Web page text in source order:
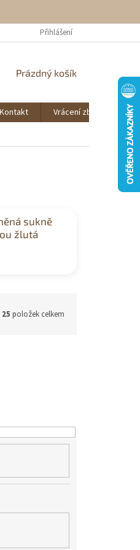
Přihlášení
NÁKUPNÍ
Prázdný košík
Kontakt Vrácení zboží
O
sukně
žlutá
25 položek celkem